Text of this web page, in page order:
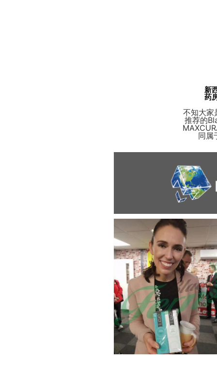
新
药
不知大家
推荐的
同属